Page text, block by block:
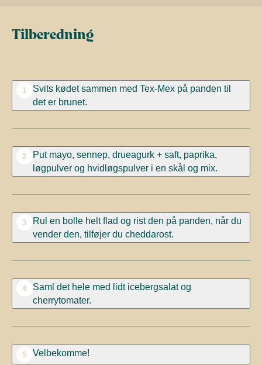
Tilberedning
1
Svits kødet sammen med Tex-Mex på panden til
det er brunet.
2
Put mayo, sennep, drueagurk + saft, paprika,
løgpulver og hvidløgspulver i en skål og mix.
3
Rul en bolle helt flad og rist den på panden, når du
vender den, tilføjer du cheddarost.
4
Saml det hele med lidt icebergsalat og
cherrytomater.
5 Velbekomme!